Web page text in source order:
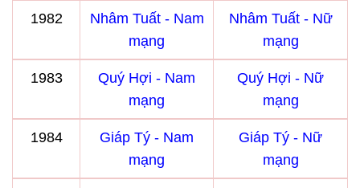
1982
Nhâm Tuất - Nam
mạng
Nhâm Tuất - Nữ
mạng
1983
Quý Hợi - Nam
mạng
Quý Hợi - Nữ
mạng
1984
Giáp Tý - Nam
mạng
Giáp Tý - Nữ
mạng